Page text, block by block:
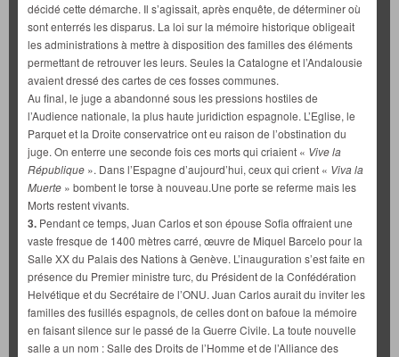
décidé cette démarche. Il s’agissait, après enquête, de déterminer où
sont enterrés les disparus. La loi sur la mémoire historique obligeait
les administrations à mettre à disposition des familles des éléments
permettant de retrouver les leurs. Seules la Catalogne et l’Andalousie
avaient dressé des cartes de ces fosses communes.
Au final, le juge a abandonné sous les pressions hostiles de
l’Audience nationale, la plus haute juridiction espagnole. L’Eglise, le
Parquet et la Droite conservatrice ont eu raison de l’obstination du
juge. On enterre une seconde fois ces morts qui criaient « Vive la
République ». Dans l’Espagne d’aujourd’hui, ceux qui crient « Viva la
Muerte » bombent le torse à nouveau.Une porte se referme mais les
Morts restent vivants.
3. Pendant ce temps, Juan Carlos et son épouse Sofia offraient une
vaste fresque de 1400 mètres carré, œuvre de Miquel Barcelo pour la
Salle XX du Palais des Nations à Genève. L’inauguration s’est faite en
présence du Premier ministre turc, du Président de la Confédération
Helvétique et du Secrétaire de l’ONU. Juan Carlos aurait du inviter les
familles des fusillés espagnols, de celles dont on bafoue la mémoire
en faisant silence sur le passé de la Guerre Civile. La toute nouvelle
salle a un nom : Salle des Droits de l’Homme et de l’Alliance des